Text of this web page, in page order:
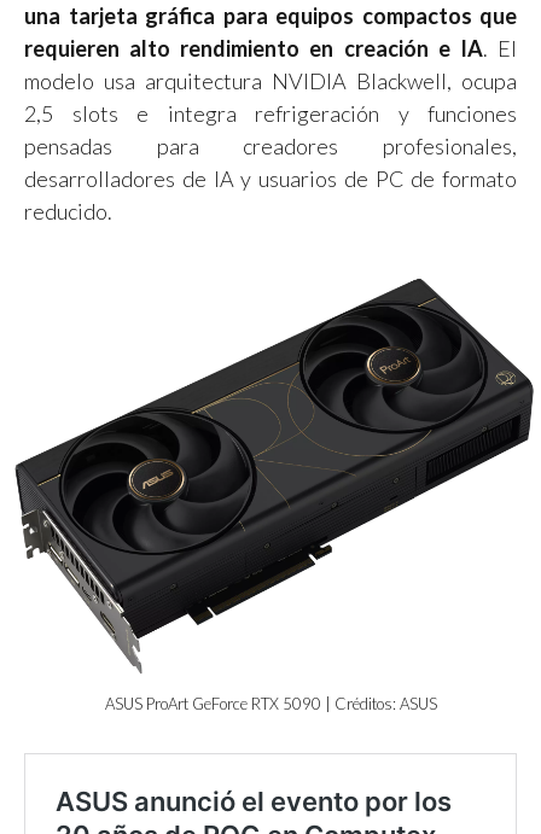
una tarjeta gráfica para equipos compactos que
requieren alto rendimiento en creación e IA. El
modelo usa arquitectura NVIDIA Blackwell, ocupa
2,5 slots e integra refrigeración y funciones
pensadas para creadores profesionales,
desarrolladores de IA y usuarios de PC de formato
reducido.
ASUS ProArt GeForce RTX 5090 | Créditos: ASUS